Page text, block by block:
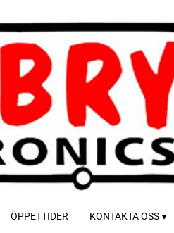
ÖPPETTIDER KONTAKTA OSS